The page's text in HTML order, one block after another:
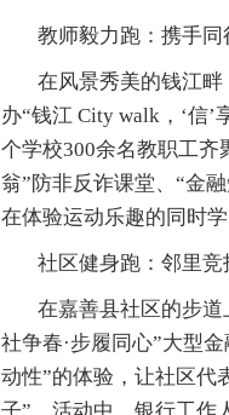
教师毅力跑：携手
在风景秀美的钱江
办“钱江 City walk，‘信’
个学校300余名教职工齐
翁”防非反诈课堂、“金
在体验运动乐趣的同时学
社区健身跑：邻里
在嘉善县社区的步
社争春·步履同心”大型
动性”的体验，让社区代